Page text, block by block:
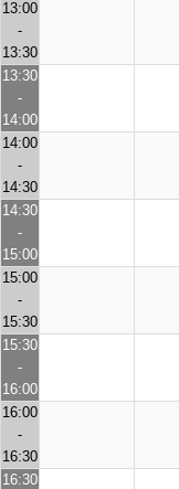
13:00
-
13:30
13:30
-
14:00
14:00
-
14:30
14:30
-
15:00
15:00
-
15:30
15:30
-
16:00
16:00
-
16:30
16:30